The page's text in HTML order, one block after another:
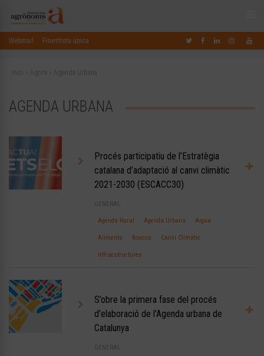
Webmail Finestreta única
Inici Àgora Agenda Urbana
AGENDA URBANA
Procés participatiu de l’Estratègia
catalana d’adaptació al canvi climàtic
2021-2030 (ESCACC30)
GENERAL
Agenda Rural Agenda Urbana Aigua
Aliments Boscos Canvi Climàtic
Infraestructures
S’obre la primera fase del procés
d’elaboració de l’Agenda urbana de
Catalunya
GENERAL